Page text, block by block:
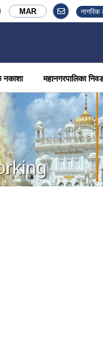
MAR नागरिक
महानगरपालिका